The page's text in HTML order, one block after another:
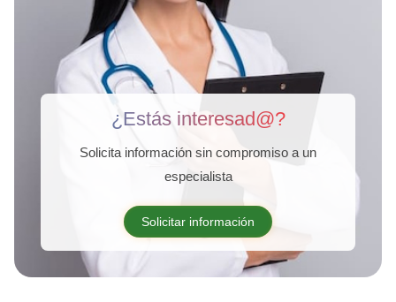
¿Estás interesad@?
Solicita información sin compromiso a un
especialista
Solicitar información